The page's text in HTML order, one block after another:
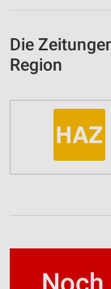
Die
Region